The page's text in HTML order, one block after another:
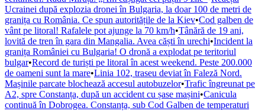
Ucrainei după explozia dronei în Bulgaria, la doar 100 de metri de
granița cu România. Ce spun autoritățile de la Kiev•Cod galben de
vânt pe litoral! Rafalele pot ajunge la 70 km/h•Tânără de 19 ani,
lovită de tren în gara din Mangalia. Avea căști în urechi•Incident la
granița României cu Bulgaria! O dronă a explodat pe teritoriul
bulgar•Record de turiști pe litoral în acest weekend. Peste 200.000
de oameni sunt la mare•Linia 102, traseu deviat în Faleză Nord.
Mașinile parcate blochează accesul autobuzelor•Trafic îngreunat pe
A2, spre Constanța, după un accident cu șase mașini•Canicula
continuă în Dobrogea. Constanța, sub Cod Galben de temperaturi